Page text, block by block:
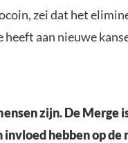
zei dat het
aan nieuwe
zijn. De Merge
hebben op de